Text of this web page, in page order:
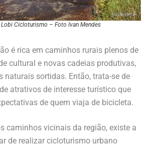
Cicloturismo – Foto Ivan Mendes
é rica em caminhos rurais plenos de
cultural e novas cadeias produtivas,
naturais sortidas. Então, trata-se de
atrativos de interesse turístico que
de quem viaja de bicicleta.
caminhos vicinais da região, existe a
de realizar cicloturismo urbano